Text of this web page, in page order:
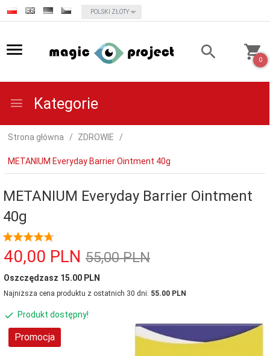
currency_h
POLSKI ZŁOTY
0
Kategorie
Strona główna ZDROWIE
METANIUM Everyday Barrier Ointment 40g
METANIUM Everyday Barrier Ointment
40g
40,00 PLN 55,00 PLN
Oszczędzasz 15.00 PLN
Najniższa cena produktu z ostatnich 30 dni: 55.00 PLN
Produkt dostępny!
Promocja